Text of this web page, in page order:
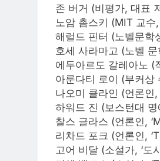
존 버거 (비평가, 대표
노암 촘스키 (MIT 교수,
해럴드 핀터 (노벨문학
호세 사라마고 (노벨 문
에두아르도 갈레아노 (
아룬다티 로이 (부커상
나오미 클라인 (언론인,
하워드 진 (보스턴대 명
찰스 글라스 (언론인,
리차드 포크 (언론인,
고어 비달 (소설가, ‘도